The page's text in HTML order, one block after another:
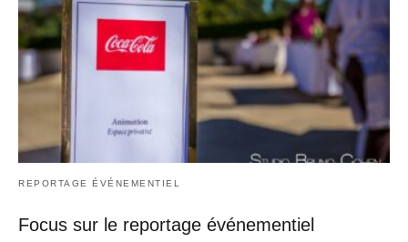
REPORTAGE ÉVÉNEMENTIEL
Focus sur le reportage événementiel